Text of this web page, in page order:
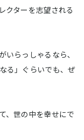
クターを志望される
らっしゃるなら、
る」ぐらいでも、ぜ
、世の中を幸せにで